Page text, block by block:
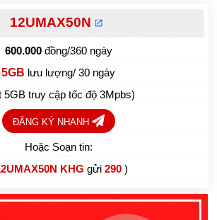
12UMAX50N
600.000đồng/360 ngày
5GB lưu lượng/ 30 ngày
5GB truy cập tốc độ 3Mpbs)
ĐĂNG KÝ NHANH
Hoặc Soạn tin:
KHGgửi290 )